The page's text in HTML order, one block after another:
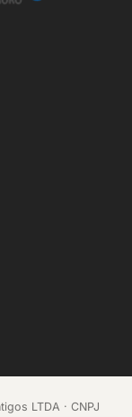
LTDA · CNPJ